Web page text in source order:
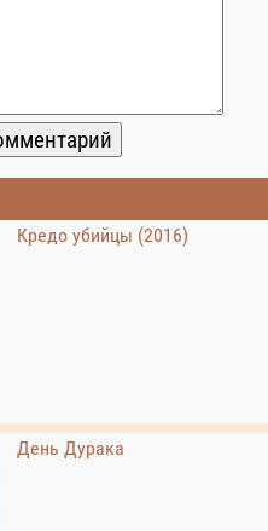
Кредо убийцы (2016)
День Дурака